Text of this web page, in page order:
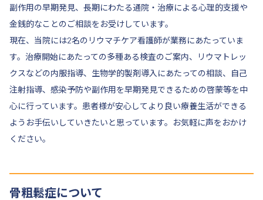
副作用の早期発見、長期にわたる通院・治療による心理的支援や
金銭的なことのご相談をお受けしています。
現在、当院には2名のリウマチケア看護師が業務にあたっていま
す。治療開始にあたっての多種ある検査のご案内、リウマトレッ
クスなどの内服指導、生物学的製剤導入にあたっての相談、自己
注射指導、感染予防や副作用を早期発見できるための啓蒙等を中
心に行っています。患者様が安心してより良い療養生活ができる
ようお手伝いしていきたいと思っています。お気軽に声をおかけ
ください。
骨粗鬆症について